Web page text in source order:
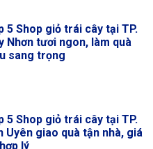
5 Shop giỏ trái cây tại TP.
Nhơn tươi ngon, làm quà
sang trọng
5 Shop giỏ trái cây tại TP.
Uyên giao quà tận nhà, giá
lý